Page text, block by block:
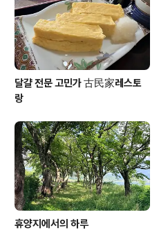
달걀 전문 고민가 古民家레스토
랑
휴양지에서의 하루